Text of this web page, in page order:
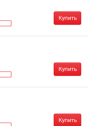
Купить
Купить
Купить